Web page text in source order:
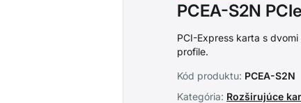
PCEA-S2N
PCI-Express karta s
profile.
Kód produktu: PCEA-S2N
Kategória: Rozširujúce